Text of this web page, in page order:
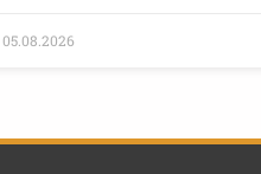
05.08.2026